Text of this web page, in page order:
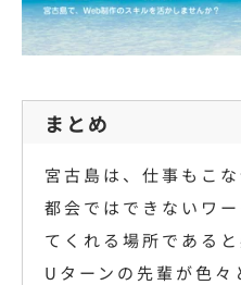
まとめ
宮古島は、仕事もこ
都会ではできないワ
てくれる場所であると
Uターンの先輩が色